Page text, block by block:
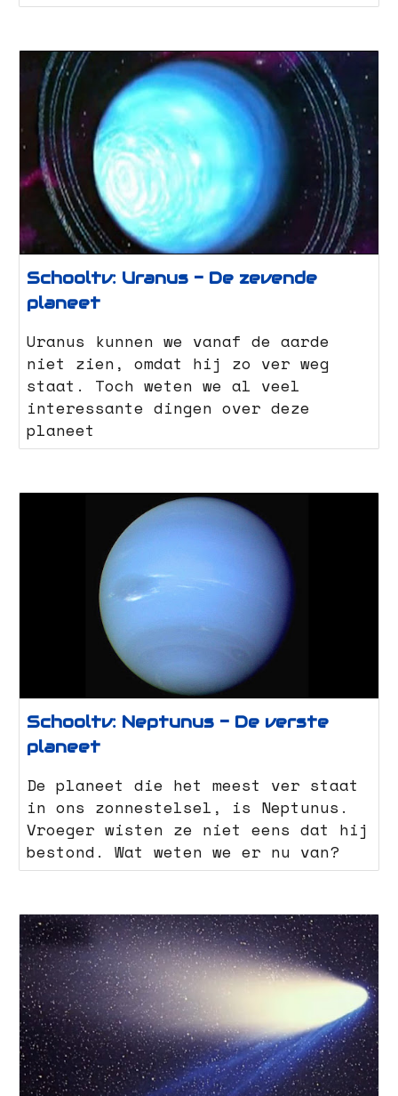
Schooltv: Uranus - De zevende
planeet
Uranus kunnen we vanaf de aarde
niet zien, omdat hij zo ver weg
staat. Toch weten we al veel
interessante dingen over deze
planeet
Schooltv: Neptunus - De verste
planeet
De planeet die het meest ver staat
in ons zonnestelsel, is Neptunus.
Vroeger wisten ze niet eens dat hij
bestond. Wat weten we er nu van?